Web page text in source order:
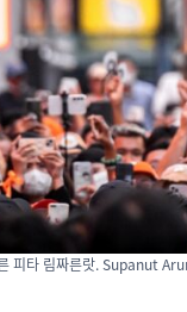
피타 림짜른랏. Supanut